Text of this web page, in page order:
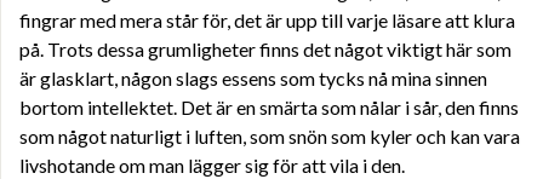
fingrar med mera står för, det är upp till varje läsare att klura
på. Trots dessa grumligheter finns det något viktigt här som
är glasklart, någon slags essens som tycks nå mina sinnen
bortom intellektet. Det är en smärta som nålar i sår, den finns
som något naturligt i luften, som snön som kyler och kan vara
livshotande om man lägger sig för att vila i den.